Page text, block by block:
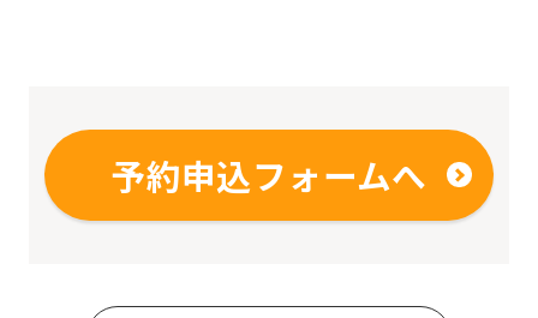
予約申込フォームへ
Automatic